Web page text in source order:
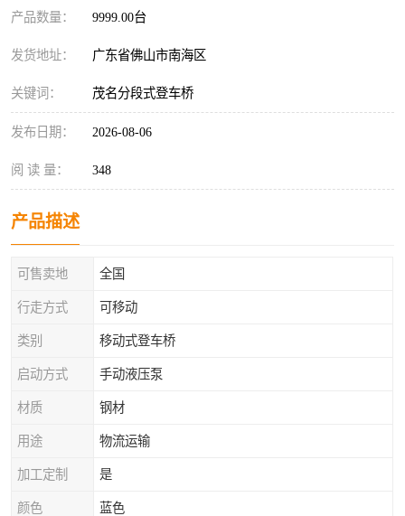
产品数量： 9999.00台
发货地址： 广东省佛山市南海区
关键词： 茂名分段式登车桥
发布日期： 2026-08-06
阅 读 量： 348
产品描述
可售卖地 全国
行走方式 可移动
类别 移动式登车桥
启动方式 手动液压泵
材质 钢材
用途 物流运输
加工定制 是
颜色 蓝色